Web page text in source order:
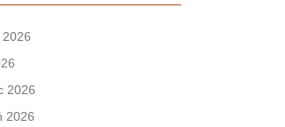
2026
2026